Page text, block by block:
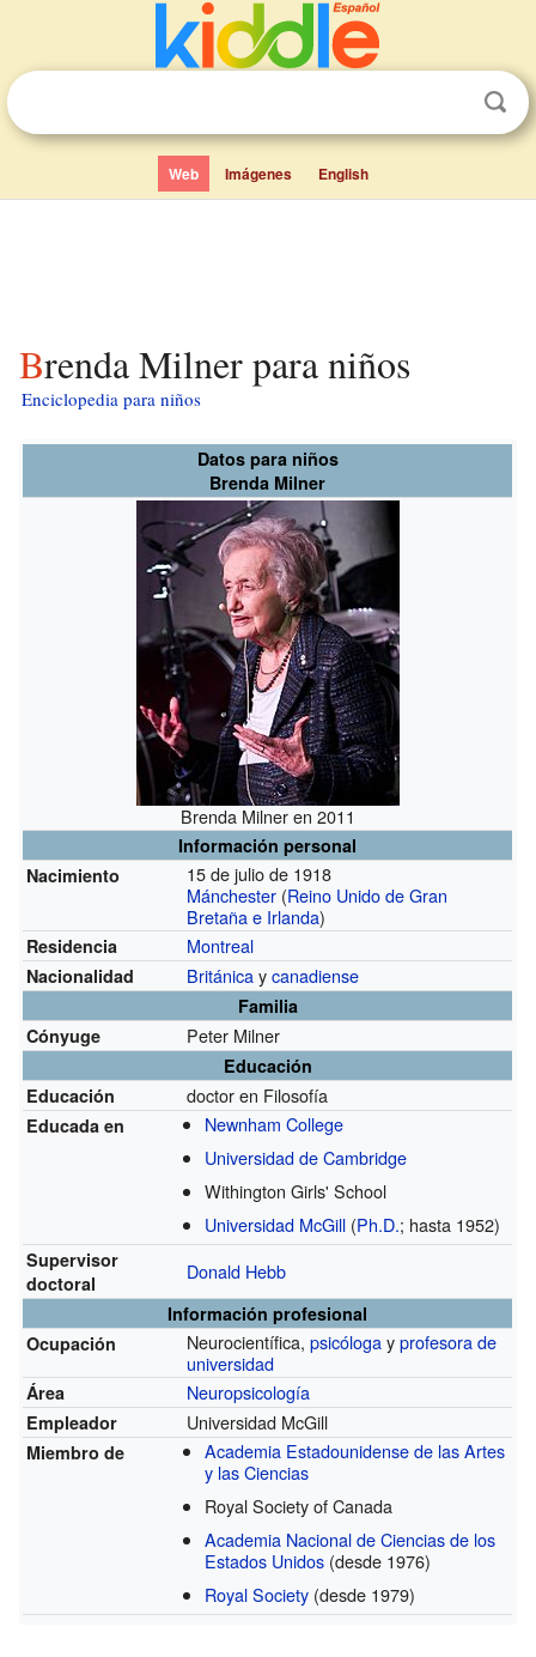
Web Imágenes English
Brenda Milner para niños
Enciclopedia para niños
Datos para niños
Brenda Milner
Brenda Milner en 2011
Información personal
Nacimiento
15 de julio de 1918
Mánchester (Reino Unido de Gran
Bretaña e Irlanda)
Residencia Montreal
Nacionalidad Británicaycanadiense
Familia
Cónyuge
Peter Milner
Educación
Educación
doctor en Filosofía
Educada en
Newnham College
Universidad de Cambridge
Withington Girls' School
Universidad McGill (Ph.D.; hasta 1952)
Supervisor
doctoral
Donald Hebb
Información profesional
Ocupación
Neurocientífica,psicólogayprofesora de
universidad
Área Neuropsicología
Empleador Universidad McGill
Miembro de
Academia Estadounidense de las Artes
y las Ciencias
Royal Society of Canada
Academia Nacional de Ciencias de los
Estados Unidos (desde 1976)
Royal Society (desde 1979)